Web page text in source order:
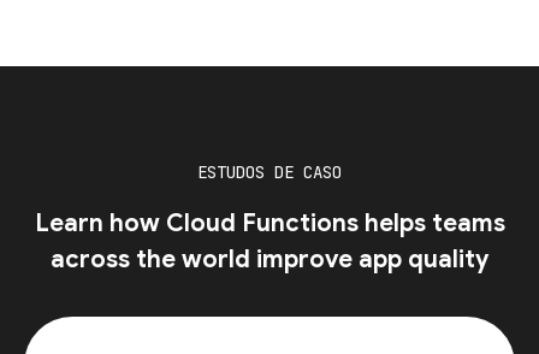
ESTUDOS DE CASO
Learn how Cloud Functions helps teams
across the world improve app quality